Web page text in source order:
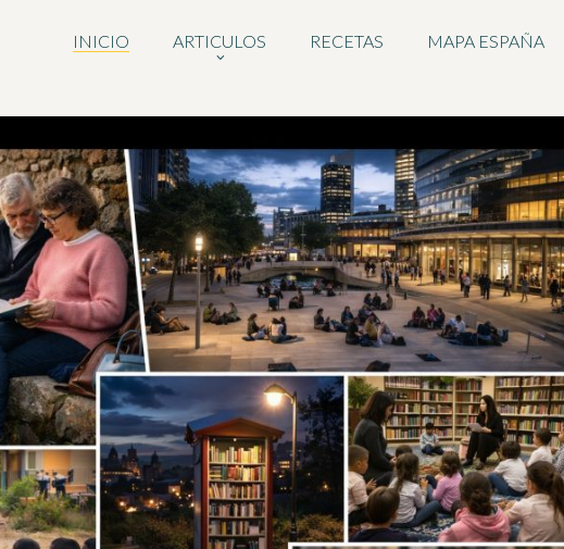
INICIO ARTICULOS RECETAS MAPA ESPAÑA